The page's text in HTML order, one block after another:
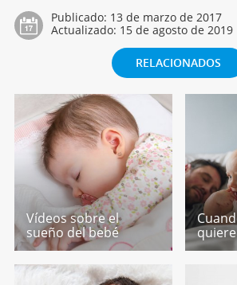
Publicado: 13 de marzo de 2017
Actualizado: 15 de agosto de 2019
RELACIONADOS
Vídeos sobre el
sueño del bebé